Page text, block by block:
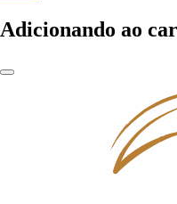
Adicionando ao